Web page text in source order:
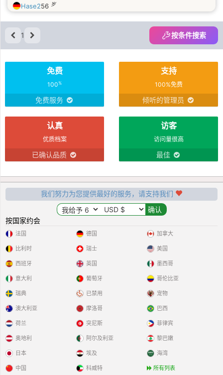
Hase256 岁
1 按条件搜索
免费
100%
免费服务
支持
100%免费
倾听的管理员
认真
优质档案
已确认品质
访客
访问量很高
最佳
我们努力为您提供最好的服务，请支持我们
按国家约会
法国
比利时
西班牙
意大利
瑞典
德国
瑞士
英国
葡萄牙
已禁用
加拿大
美国
墨西哥
哥伦比亚
宠物
澳大利亚
荷兰
奥地利
日本
中国
摩洛哥
突尼斯
阿尔及利亚
埃及
科威特
巴西
菲律宾
黎巴嫩
海湾
所有列表